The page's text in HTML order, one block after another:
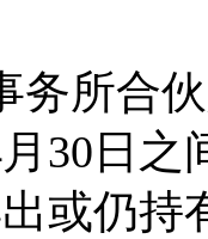
务所合
30日
或仍